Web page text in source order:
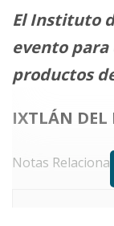
El Instituto
evento
productos
IXTLÁN DEL
Notas